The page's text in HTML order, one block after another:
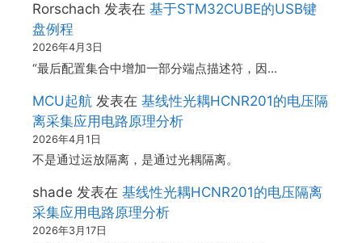
Rorschach 发表在 基于STM32CUBE的USB键
盘例程
2026年4月3日
“最后配置集合中增加一部分端点描述符，因…
MCU起航 发表在 基线性光耦HCNR201的电压隔
离采集应用电路原理分析
2026年4月1日
不是通过运放隔离，是通过光耦隔离。
shade 发表在 基线性光耦HCNR201的电压隔离
采集应用电路原理分析
2026年3月17日